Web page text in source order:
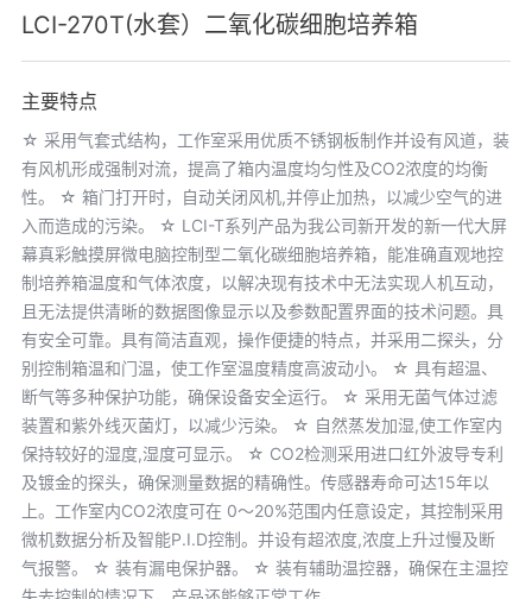
LCI-270T(水套）二氧化碳细胞培养箱
主要特点
☆ 采用气套式结构，工作室采用优质不锈钢板制作并设有风道，装
有风机形成强制对流，提高了箱内温度均匀性及CO2浓度的均衡
性。 ☆ 箱门打开时，自动关闭风机,并停止加热，以减少空气的进
入而造成的污染。 ☆ LCI-T系列产品为我公司新开发的新一代大屏
幕真彩触摸屏微电脑控制型二氧化碳细胞培养箱，能准确直观地控
制培养箱温度和气体浓度，以解决现有技术中无法实现人机互动，
且无法提供清晰的数据图像显示以及参数配置界面的技术问题。具
有安全可靠。具有简洁直观，操作便捷的特点，并采用二探头，分
别控制箱温和门温，使工作室温度精度高波动小。 ☆ 具有超温、
断气等多种保护功能，确保设备安全运行。 ☆ 采用无菌气体过滤
装置和紫外线灭菌灯，以减少污染。 ☆ 自然蒸发加湿,使工作室内
保持较好的湿度,湿度可显示。 ☆ CO2检测采用进口红外波导专利
及镀金的探头，确保测量数据的精确性。传感器寿命可达15年以
上。工作室内CO2浓度可在 0～20%范围内任意设定，其控制采用
微机数据分析及智能P.I.D控制。并设有超浓度,浓度上升过慢及断
气报警。 ☆ 装有漏电保护器。 ☆ 装有辅助温控器，确保在主温控